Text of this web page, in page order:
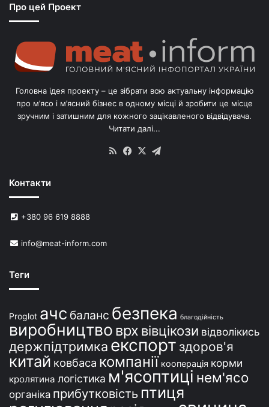
п
о
е
й
У
р
ї
Про цей Проект
Головна ідея проекту – це зібрати всю актуальну інформацію
про м’ясо і м’ясний бізнес в одному місці й зробити це місце
зручним і затишним для кожного зацікавленого відвідувача.
Читати далі...
RSS Facebook
X
Контакти
+380 96 619 8888
info@meat-inform.com
Теги
Proglot ачс баланс безпека благодійність
виробництво врх вівцікози відволікись
держпідтримка експорт здоров'я
китай ковбаса компанії кооперація корми
кролятина логістика м'ясоптиці нем'ясо
органіка прибутковість птиця